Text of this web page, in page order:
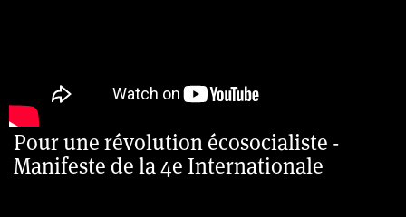
Pour une révolution écosocialiste -
Manifeste de la 4e Internationale